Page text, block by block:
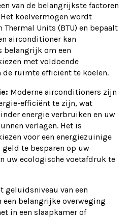
van de belangrijkste factoren
koelvermogen wordt
Units (BTU) en bepaalt
airconditioner kan
belangrijk om een
met voldoende
de ruimte efficiënt te koelen.
Moderne airconditioners zijn
efficiënt te zijn, wat
energie verbruiken en uw
verlagen. Het is
voor een energiezuinige
te besparen op uw
uw ecologische voetafdruk te
geluidsniveau van een
belangrijke overweging
in een slaapkamer of